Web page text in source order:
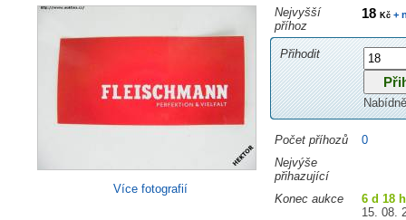
Více fotografií
Nejvyšší
příhoz
18 Kč+
Přihodit
Počet příhozů
0
Nejvýše
přihazující
Konec aukce
6 d 18
15. 08.